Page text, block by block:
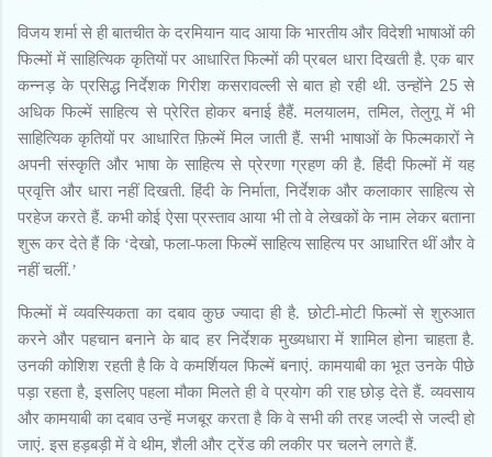
विजय शर्मा से ही बातचीत के दरमियान याद आया कि भारतीय और विदेशी भाषाओं की
फिल्मों में साहित्यिक कृतियों पर आधारित फिल्मों की प्रबल धारा दिखती है. एक बार
कन्नड़ के प्रसिद्ध निर्देशक गिरीश कसरावल्ली से बात हो रही थी. उन्होंने 25से
अधिक फिल्में साहित्य से प्रेरित होकर बनाई हैहैं. मलयालम, तमिल, तेलुगू में भी
साहित्यिक कृतियों पर आधारित फ़िल्में मिल जाती हैं. सभी भाषाओं के फिल्मकारों ने
अपनी संस्कृति और भाषा के साहित्य से प्रेरणा ग्रहण की है. हिंदी फिल्मों में यह
प्रवृत्ति और धारा नहीं दिखती. हिंदी के निर्माता, निर्देशक और कलाकार साहित्य से
परहेज करते हैं. कभी कोई ऐसा प्रस्ताव आया भी तो वे लेखकों के नाम लेकर बताना
शुरू कर देते हैं कि ‘देखो, फला-फला फिल्में साहित्य साहित्य पर आधारित थीं और वे
नहीं चलीं.’
फिल्मों में व्यवस्यिकता का दबाव कुछ ज्यादा ही है. छोटी-मोटी फिल्मों से शुरुआत
करने और पहचान बनाने के बाद हर निर्देशक मुख्यधारा में शामिल होना चाहता है.
उनकी कोशिश रहती है कि वे कमर्शियल फिल्में बनाएं. कामयाबी का भूत उनके पीछे
पड़ा रहता है, इसलिए पहला मौका मिलते ही वे प्रयोग की राह छोड़ देते हैं. व्यवसाय
और कामयाबी का दबाव उन्हें मजबूर करता है कि वे सभी की तरह जल्दी से जल्दी हो
जाएं. इस हड़बड़ी में वे थीम, शैली और ट्रेंड की लकीर पर चलने लगते हैं.